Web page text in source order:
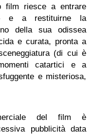
film riesce a entrare
e a restituirne la
della sua odissea
e curata, pronta a
(di cui è
catartici e a
e misteriosa,
del film è
pubblicità data